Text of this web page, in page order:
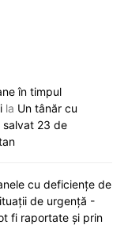
în timpul
la Un tânăr cu
salvat 23 de
cu deficiențe de
de urgență -
fi raportate și prin